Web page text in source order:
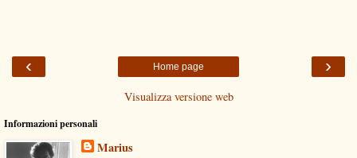
‹ ›
Home page
Visualizza versione web
Informazioni personali
Marius